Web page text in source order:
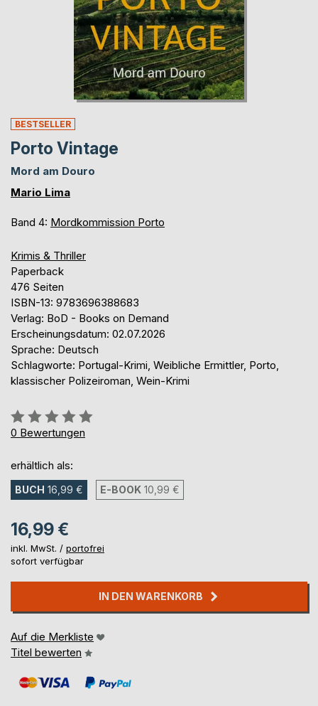
BESTSELLER
Porto Vintage
Mord am Douro
Mario Lima
Band 4: Mordkommission Porto
Krimis & Thriller
Paperback
476 Seiten
ISBN-13: 9783696388683
Verlag: BoD - Books on Demand
Erscheinungsdatum: 02.07.2026
Sprache: Deutsch
Schlagworte: Portugal-Krimi, Weibliche Ermittler, Porto,
klassischer Polizeiroman, Wein-Krimi
Bewertung::
0%
0 Bewertungen
erhältlich als:
BUCH 16,99 € E-BOOK 10,99 €
16,99 €
inkl. MwSt. / portofrei
sofort verfügbar
IN DEN WARENKORB
Auf die Merkliste
Titel bewerten